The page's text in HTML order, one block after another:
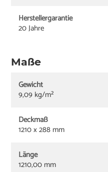
Herstellergarantie
20 Jahre
Maße
Gewicht
9,09 kg/m²
Deckmaß
1210 x 288 mm
Länge
1210,00 mm